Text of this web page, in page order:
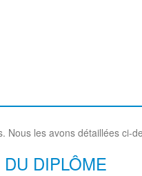
Nous les avons détaillées ci-
DIPLÔME